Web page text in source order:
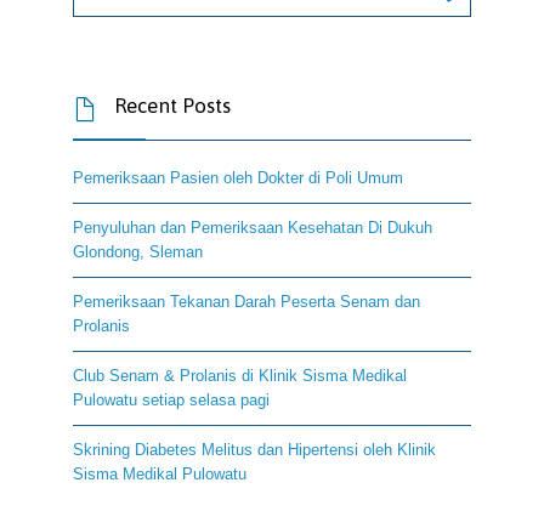
 Recent Posts
Pemeriksaan Pasien oleh Dokter di Poli Umum
Penyuluhan dan Pemeriksaan Kesehatan Di Dukuh
Glondong, Sleman
Pemeriksaan Tekanan Darah Peserta Senam dan
Prolanis
Club Senam & Prolanis di Klinik Sisma Medikal
Pulowatu setiap selasa pagi
Skrining Diabetes Melitus dan Hipertensi oleh Klinik
Sisma Medikal Pulowatu